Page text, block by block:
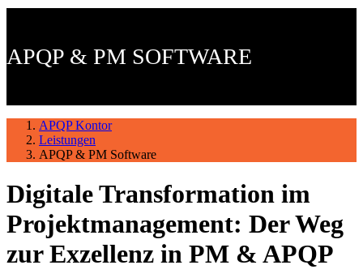
APQP & PM SOFTWARE
APQP Kontor
Leistungen
APQP & PM Software
Digitale Transformation im
Projektmanagement: Der Weg
zur Exzellenz in PM & APQP